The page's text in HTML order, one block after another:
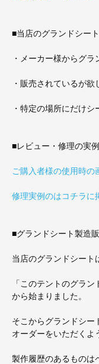
■当店のグランドシー
・メーカー様からグラ
・販売されているが
・特定の場所にだけシ
■レビュー・修理の実
ご購入者様の使用時の
修理実例のはコチラに
■グランドシート製造
当店のグランドシート
「このテントのグラン
から始まりました。
そこからグランドシー
オーダーをいただくよ
製作履歴のあるものは